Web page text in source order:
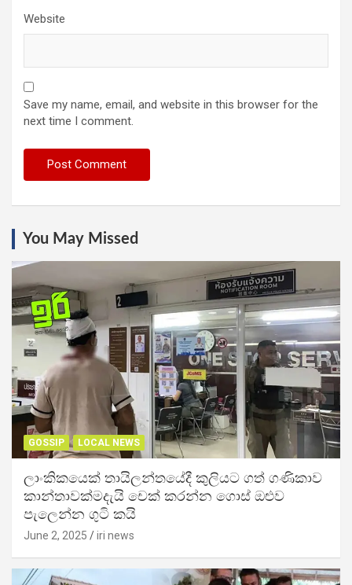
Website
Save my name, email, and website in this browser for the
next time I comment.
You May Missed
GOSSIP LOCAL NEWS
ලාංකිකයෙක් තායිලන්තයේදී කුලියට ගත් ගණිකාව
කාන්තාවක්මදැයි චෙක් කරන්න ගොස් ඔළුව
පැලෙන්න ගුටි කයි
June 2, 2025 iri news